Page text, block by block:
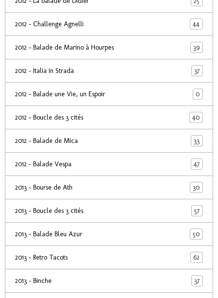
2012 - Challenge Agnelli 44
2012 - Balade de Marino à Hourpes 39
2012 - Italia in Strada 37
2012 - Balade une Vie, un Espoir 0
2012 - Boucle des 3 cités 40
2012 - Balade de Mica 33
2012 - Balade Vespa 47
2013 - Bourse de Ath 30
2013 - Boucle des 3 cités 57
2013 - Balade Bleu Azur 50
2013 - Retro Tacots 62
2013 - Binche 37